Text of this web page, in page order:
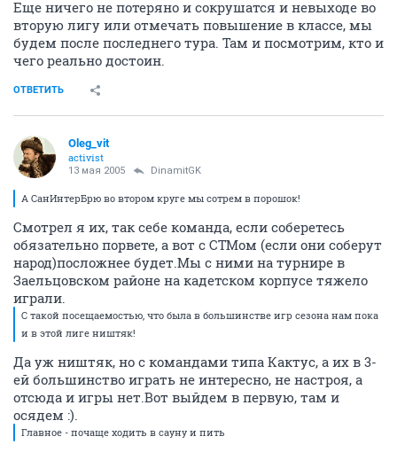
Еще ничего не потеряно и сокрушатся и невыходе во
вторую лигу или отмечать повышение в классе, мы
будем после последнего тура. Там и посмотрим, кто и
чего реально достоин.
ОТВЕТИТЬ
Oleg_vit
activist
13 мая 2005 DinamitGK
А СанИнтерБрю во втором круге мы сотрем в порошок!
Смотрел я их, так себе команда, если соберетесь
обязательно порвете, а вот с СТМом (если они соберут
народ)посложнее будет.Мы с ними на турнире в
Заельцовском районе на кадетском корпусе тяжело
играли.
С такой посещаемостью, что была в большинстве игр сезона нам пока
и в этой лиге ништяк!
Да уж ништяк, но с командами типа Кактус, а их в 3-
ей большинство играть не интересно, не настроя, а
отсюда и игры нет.Вот выйдем в первую, там и
осядем :).
Главное - почаще ходить в сауну и пить